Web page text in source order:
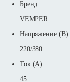
Бренд
VEMPER
Напряжение (В)
220/380
Ток (А)
45